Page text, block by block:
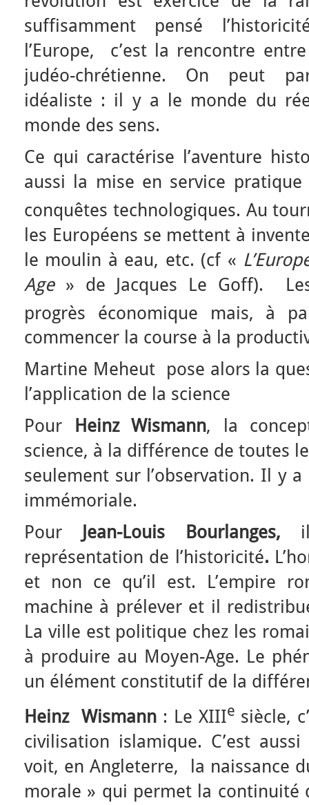
suffisamment pensé
l’Europe, c’est la rencontre
judéo-chrétienne. On peut
idéaliste : il y a le monde du
monde des sens.
Ce qui caractérise l’aventure
aussi la mise en service
conquêtes technologiques. Au
les Européens se mettent à
le moulin à eau, etc. (cf «
Age» de Jacques Le Goff).
progrès économique mais, à
commencer la course à la
Martine Meheut pose alors la
l’application de la science
Pour
Heinz Wismann, la
science, à la différence de toutes
seulement sur l’observation. Il y
immémoriale.
Pour
Jean-Louis Bourlanges,
représentation de l’historicité.
et non ce qu’il est. L’empire
machine à prélever et il
La ville est politique chez les
à produire au Moyen-Age. Le
un élément constitutif de la
Heinz Wismann: Le XIIIe siècle,
civilisation islamique. C’est
voit, en Angleterre, la naissance
morale » qui permet la continuité